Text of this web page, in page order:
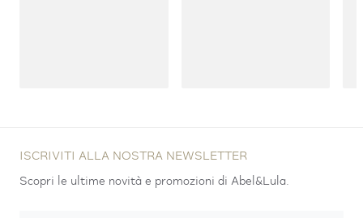
ISCRIVITI ALLA NOSTRA NEWSLETTER
Scopri le ultime novità e promozioni di Abel&Lula.